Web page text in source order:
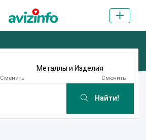
Сменить
Металлы и Изделия
Сменить
Найти!